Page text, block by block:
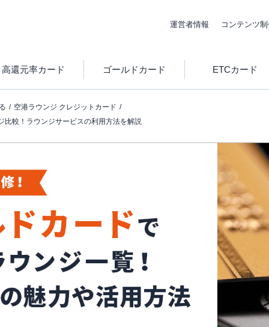
運営者情報 コンテンツ
高還元率カード ゴールドカード ETCカード
空港ラウンジ クレジットカード
比較！ラウンジサービスの利用方法を解説